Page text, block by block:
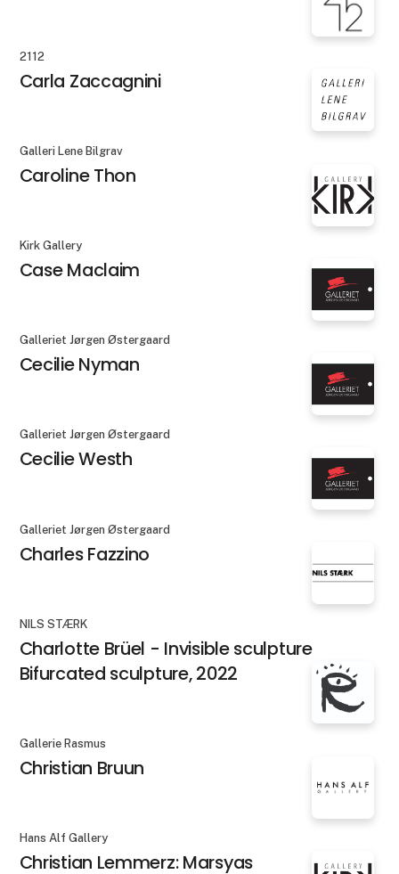
2112
Carla Zaccagnini
Galleri Lene Bilgrav
Caroline Thon
Kirk Gallery
Case Maclaim
Galleriet Jørgen Østergaard
Cecilie Nyman
Galleriet Jørgen Østergaard
Cecilie Westh
Galleriet Jørgen Østergaard
Charles Fazzino
NILS STÆRK
Charlotte Brüel - Invisible sculpture
Bifurcated sculpture, 2022
Gallerie Rasmus
Christian Bruun
Hans Alf Gallery
Christian Lemmerz: Marsyas